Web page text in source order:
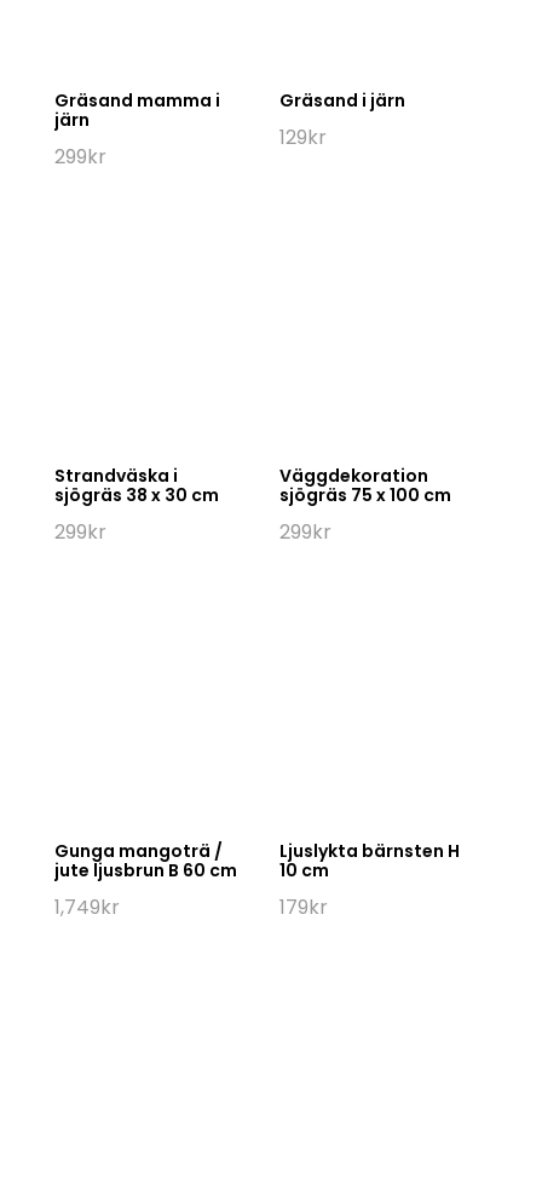
Gräsand mamma i
järn
299kr
Gräsand i järn
129kr
Strandväska i
sjögräs 38 x 30 cm
299kr
Väggdekoration
sjögräs 75 x 100 cm
299kr
Gunga mangoträ /
jute ljusbrun B 60 cm
1,749kr
Ljuslykta bärnsten H
10 cm
179kr